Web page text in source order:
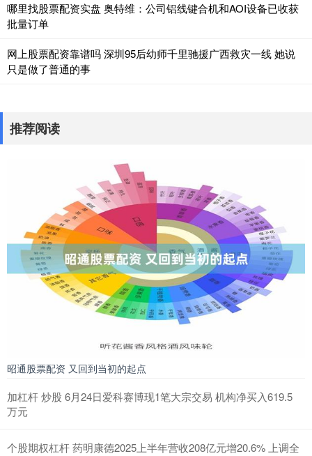
哪里找股票配资实盘 奥特维：公司铝线键合机和AOI设备已收获
批量订单
网上股票配资靠谱吗 深圳95后幼师千里驰援广西救灾一线 她说
只是做了普通的事
推荐阅读
昭通股票配资 又回到当初的起点
加杠杆 炒股 6月24日爱科赛博现1笔大宗交易 机构净买入619.5
万元
个股期权杠杆 药明康德2025上半年营收208亿元增20.6% 上调全